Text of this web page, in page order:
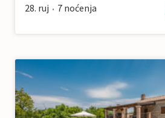
28. ruj • 7 noćenja